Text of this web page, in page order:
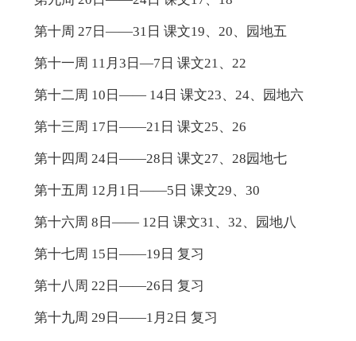
第十周 27日——31日 课文19、20、园地五
第十一周 11月3日—7日 课文21、22
第十二周 10日—— 14日 课文23、24、园地六
第十三周 17日——21日 课文25、26
第十四周 24日——28日 课文27、28园地七
第十五周 12月1日——5日 课文29、30
第十六周 8日—— 12日 课文31、32、园地八
第十七周 15日——19日 复习
第十八周 22日——26日 复习
第十九周 29日——1月2日 复习